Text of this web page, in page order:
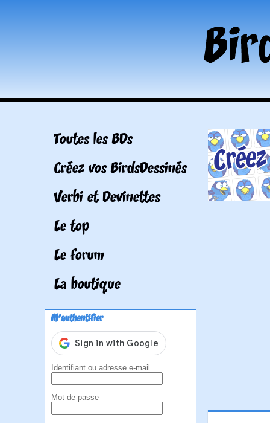
Toutes les BDs
Créez vos BirdsDessinés
Verbi et Devinettes
Le top
Le forum
La boutique
M'authentifier
Identifiant ou adresse e-mail
Mot de passe